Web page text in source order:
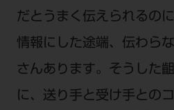
だとうまく伝えられるの
情報にした途端、伝わら
さんあります。そうした
に、送り手と受け手との